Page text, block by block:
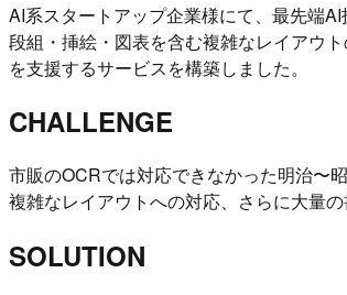
AI系スタートアップ企業様にて、最先端
段組・挿絵・図表を含む複雑なレイアウ
を支援するサービスを構築しました。
CHALLENGE
市販のOCRでは対応できなかった明治〜
複雑なレイアウトへの対応、さらに大量
SOLUTION